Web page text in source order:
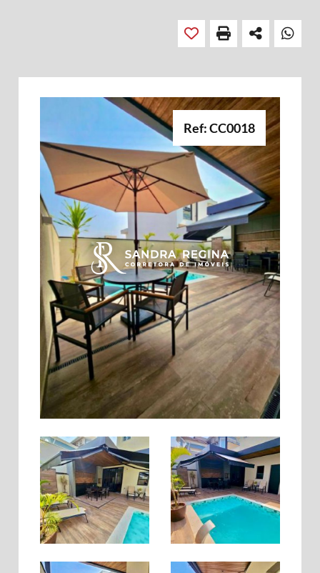
Ref: CC0018